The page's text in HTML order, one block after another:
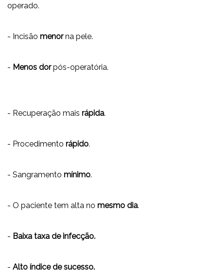
operado.
- Incisão menorna pele.
- Menos dorpós-operatória.
- Recuperação mais rápida.
- Procedimento rápido.
- Sangramento mínimo.
- O paciente tem alta no mesmo dia.
- Baixa taxa de infecção.
- Alto índice de sucesso.